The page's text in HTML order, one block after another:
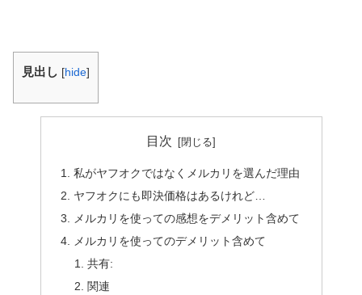
見出し [hide]
目次
私がヤフオクではなくメルカリを選んだ理由
ヤフオクにも即決価格はあるけれど…
メルカリを使っての感想をデメリット含めて
メルカリを使ってのデメリット含めて
共有:
関連